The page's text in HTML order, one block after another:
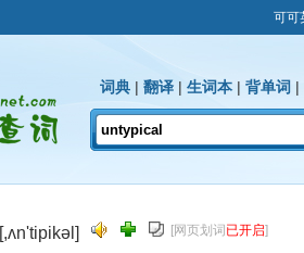
可可
词典 | 翻译 | 生词本 | 背单词 |
[,ʌn'tipikəl] [网页划词 已开启]